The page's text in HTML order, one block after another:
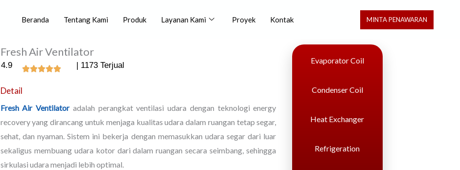
Beranda Tentang Kami Produk Layanan Kami Proyek Kontak MINTA PENAWARAN
Fresh Air Ventilator
4.9 | 1173 Terjual
Detail
Fresh Air Ventilatoradalah perangkat ventilasi udara dengan teknologi energy
recovery yang dirancang untuk menjaga kualitas udara dalam ruangan tetap segar,
sehat, dan nyaman. Sistem ini bekerja dengan memasukkan udara segar dari luar
sekaligus membuang udara kotor dari dalam ruangan secara seimbang, sehingga
sirkulasi udara menjadi lebih optimal.
Evaporator Coil
Condenser Coil
Heat Exchanger
Refrigeration